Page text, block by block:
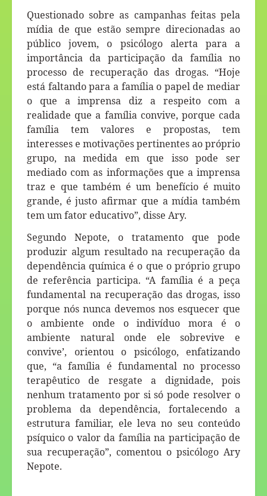
Questionado sobre as campanhas feitas pela
mídia de que estão sempre direcionadas ao
público jovem, o psicólogo alerta para a
importância da participação da família no
processo de recuperação das drogas. “Hoje
está faltando para a família o papel de mediar
o que a imprensa diz a respeito com a
realidade que a família convive, porque cada
família tem valores e propostas, tem
interesses e motivações pertinentes ao próprio
grupo, na medida em que isso pode ser
mediado com as informações que a imprensa
traz e que também é um benefício é muito
grande, é justo afirmar que a mídia também
tem um fator educativo”, disse Ary.
Segundo Nepote, o tratamento que pode
produzir algum resultado na recuperação da
dependência química é o que o próprio grupo
de referência participa. “A família é a peça
fundamental na recuperação das drogas, isso
porque nós nunca devemos nos esquecer que
o ambiente onde o indivíduo mora é o
ambiente natural onde ele sobrevive e
convive’, orientou o psicólogo, enfatizando
que, “a família é fundamental no processo
terapêutico de resgate a dignidade, pois
nenhum tratamento por si só pode resolver o
problema da dependência, fortalecendo a
estrutura familiar, ele leva no seu conteúdo
psíquico o valor da família na participação de
sua recuperação”, comentou o psicólogo Ary
Nepote.